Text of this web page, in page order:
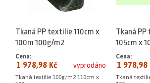
Tkaná PP textilie 110cm x
100m 100g/m2
vyprodáno
Cena:
1 978,98 Kč
Tkaná textilie 100g/m2 110cm x
Tkaná
105cm x
Cena:
1 978,98
Tkaná